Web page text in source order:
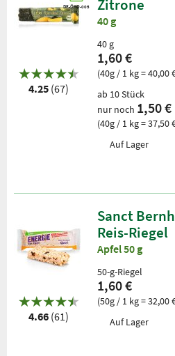
DE-ÖKO-005
4.25 (67)
Zitrone
40 g
40 g
1,60 €
(40g / 1 kg = 40,00
ab 10 Stück
nur noch 1,50 €
(40g / 1 kg = 37,50
Auf Lager
4.66 (61)
Sanct
Reis-Riegel
Apfel 50 g
50-g-Riegel
1,60 €
(50g / 1 kg = 32,00
Auf Lager